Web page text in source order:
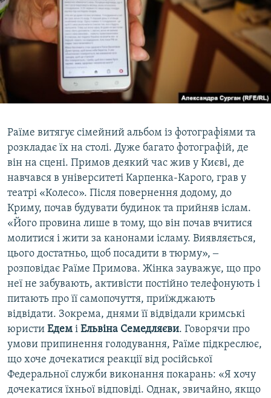
Раїме витягує сімейний альбом із фотографіями та
розкладає їх на столі. Дуже багато фотографій, де
він на сцені. Примов деякий час жив у Києві, де
навчався в університеті Карпенка-Карого, грав у
театрі «Колесо». Після повернення додому, до
Криму, почав будувати будинок та прийняв іслам.
«Його провина лише в тому, що він почав вчитися
молитися і жити за канонами ісламу. Виявляється,
цього достатньо, щоб посадити в тюрму», ‒
розповідає Раїме Примова. Жінка зауважує, що про
неї не забувають, активісти постійно телефонують і
питають про її самопочуття, приїжджають
відвідати. Зокрема, днями її відвідали кримські
юристи Едем і Ельвіна Семедляєви. Говорячи про
умови припинення голодування, Раїме підкреслює,
що хоче дочекатися реакції від російської
Федеральної служби виконання покарань: «Я хочу
дочекатися їхньої відповіді. Однак, звичайно, якщо